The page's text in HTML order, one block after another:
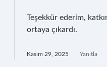
Teşekkür ederim,
ortaya çıkardı.
Kasım 29, 2025 Yanıtla